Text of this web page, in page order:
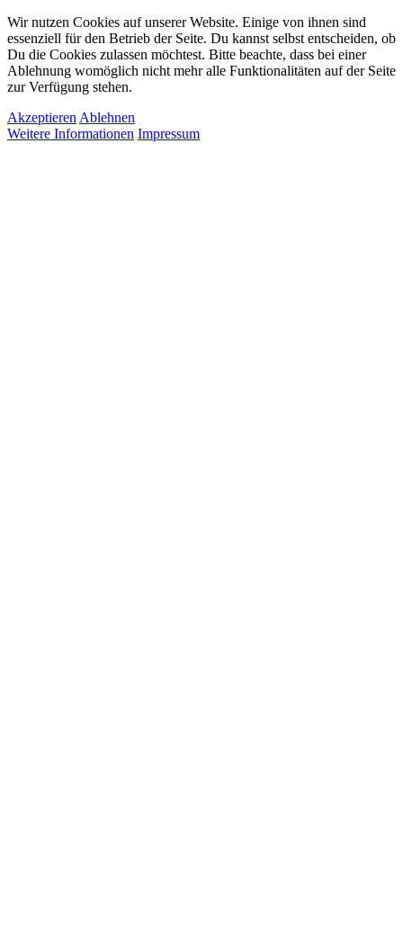
Wir nutzen Cookies auf unserer Website. Einige von ihnen sind
essenziell für den Betrieb der Seite. Du kannst selbst entscheiden, ob
Du die Cookies zulassen möchtest. Bitte beachte, dass bei einer
Ablehnung womöglich nicht mehr alle Funktionalitäten auf der Seite
zur Verfügung stehen.
Akzeptieren Ablehnen
Weitere Informationen Impressum